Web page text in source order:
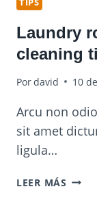
TO
TIPS
Laundry
cleaning
Pordavid 10
Arcu non
sit amet
ligula…
LEER MÁS